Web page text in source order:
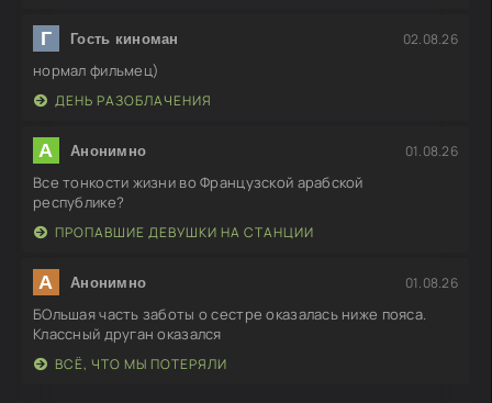
Г Гость киноман 02.08.26
нормал фильмец)
ДЕНЬ РАЗОБЛАЧЕНИЯ
А Анонимно 01.08.26
Все тонкости жизни во Французской арабской
республике?
ПРОПАВШИЕ ДЕВУШКИ НА СТАНЦИИ
А Анонимно 01.08.26
БОльшая часть заботы о сестре оказалась ниже пояса.
Классный друган оказался
ВСЁ, ЧТО МЫ ПОТЕРЯЛИ